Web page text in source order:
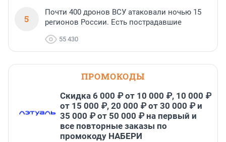
5
Почти 400 дронов ВСУ атаковали ночью 15
регионов России. Есть пострадавшие
55 430
ПРОМОКОДЫ
Скидка 6 000 ₽ от 10 000 ₽, 10 000 ₽
от 15 000 ₽, 20 000 ₽ от 30 000 ₽ и
35 000 ₽ от 50 000 ₽ на первый и
все повторные заказы по
промокоду НАБЕРИ